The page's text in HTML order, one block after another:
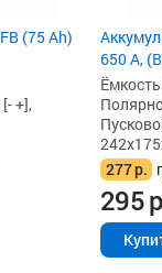
(75 Ah)
+],
650 А,
277р.
295